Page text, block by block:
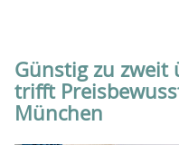
Günstig zu zweit
trifft
München